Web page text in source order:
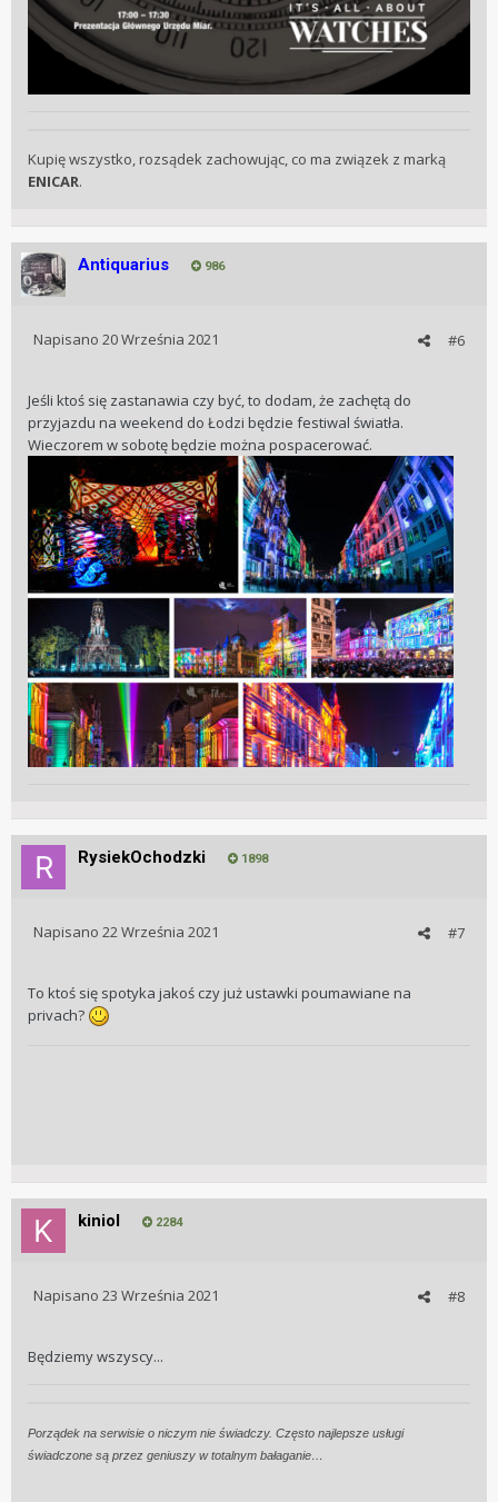
Kupię wszystko, rozsądek zachowując, co ma związek z marką
ENICAR.
Antiquarius 986
#6
Napisano 20 Września 2021
Jeśli ktoś się zastanawia czy być, to dodam, że zachętą do
przyjazdu na weekend do Łodzi będzie festiwal światła.
Wieczorem w sobotę będzie można pospacerować.
RysiekOchodzki 1898
#7
Napisano 22 Września 2021
To ktoś się spotyka jakoś czy już ustawki poumawiane na
privach?
kiniol 2284
#8
Napisano 23 Września 2021
Będziemy wszyscy...
Porządek na serwisie o niczym nie świadczy. Często najlepsze usługi
świadczone są przez geniuszy w totalnym bałaganie…